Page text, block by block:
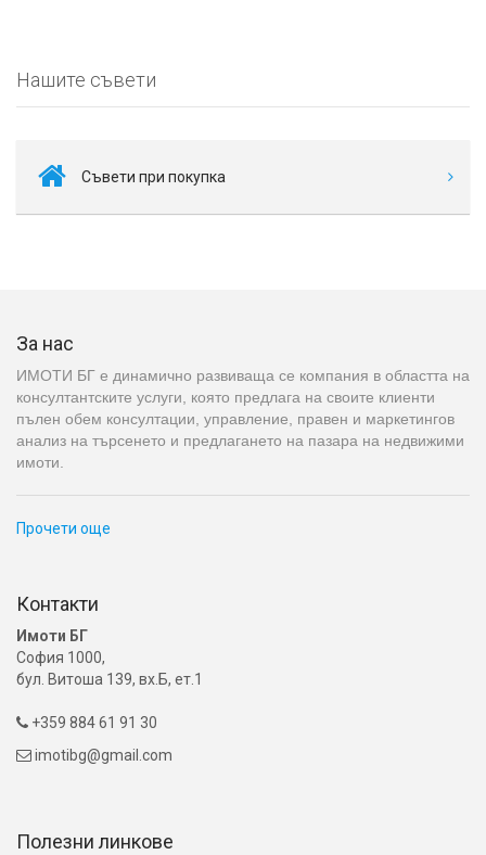
Нашите съвети
Съвети при покупка
За нас
ИМОТИ БГ е динамично развиваща се компания в областта на
консултантските услуги, която предлага на своите клиенти
пълен обем консултации, управление, правен и маркетингов
анализ на търсенето и предлагането на пазара на недвижими
имоти.
Прочети още
Контакти
Имоти БГ
София 1000,
бул. Витоша 139, вх.Б, ет.1
 +359 884 61 91 30
 imotibg@gmail.com
Полезни линкове